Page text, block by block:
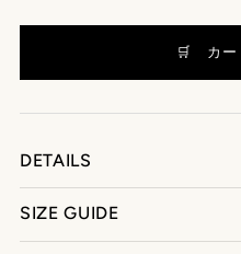
DETAILS
SIZE GUIDE